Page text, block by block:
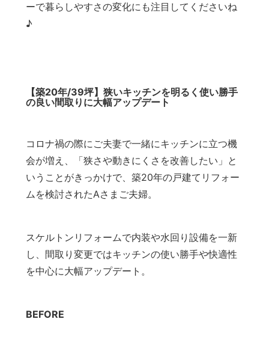
ーで暮らしやすさの変化にも注目してくださいね
♪
【築20年/39坪】狭いキッチンを明るく使い勝手
の良い間取りに大幅アップデート
コロナ禍の際にご夫妻で一緒にキッチンに立つ機
会が増え、「狭さや動きにくさを改善したい」と
いうことがきっかけで、築20年の戸建てリフォー
ムを検討されたAさまご夫婦。
スケルトンリフォームで内装や水回り設備を一新
し、間取り変更ではキッチンの使い勝手や快適性
を中心に大幅アップデート。
BEFORE